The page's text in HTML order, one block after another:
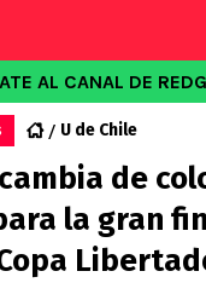
AL CANAL DE
U de Chile
de
la gran